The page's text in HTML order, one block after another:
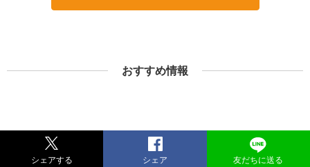
おすすめ情報
シェアする シェア 友だちに送る